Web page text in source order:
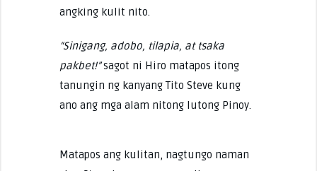
angking kulit nito.
“Sinigang, adobo, tilapia, at tsaka
pakbet!”sagot ni Hiro matapos itong
tanungin ng kanyang Tito Steve kung
ano ang mga alam nitong lutong Pinoy.
Matapos ang kulitan, nagtungo naman